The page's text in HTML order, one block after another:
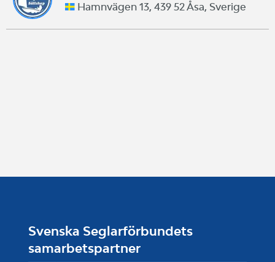
Hamnvägen 13, 439 52 Åsa, Sverige
Svenska Seglarförbundets
samarbetspartner